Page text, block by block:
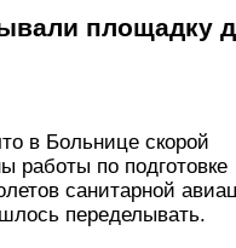
площадку
в Больнице скорой
работы по подготовке
санитарной
переделывать.